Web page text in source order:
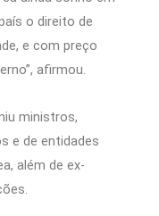
o direito de
e com preço
afirmou.
ministros,
e de entidades
além de ex-